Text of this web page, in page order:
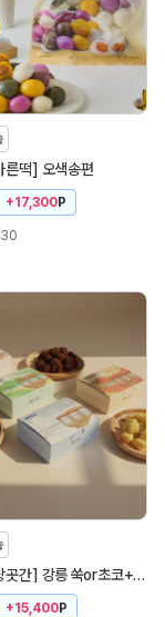
른떡] 오색송편
+17,300P
30
곳간] 강릉 쑥or초코+ 카스테라 인절미 (총 2BOX)
+15,400P